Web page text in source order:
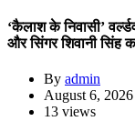
‘कैलाश के निवासी’
और सिंगर शिवानी सिंह
By admin
August 6, 2026
13 views